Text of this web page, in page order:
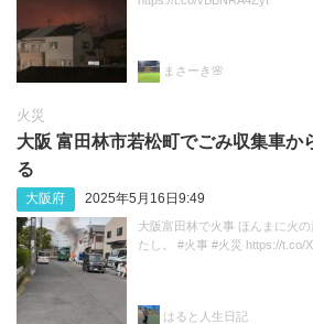
まさーき🌸
火災
大阪 富田林市若松町でごみ収集車か
る
大阪府 2025年5月16日9:49
大阪富田林で火事 ほんまに火
たし。 #火事 #火災 https://t.co/
はると人生日記